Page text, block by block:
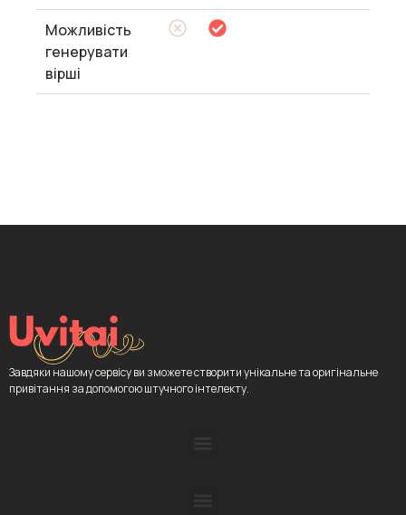
Можливість
генерувати
вірші
Завдяки нашому сервісу ви зможете створити унікальне та оригінальне
привітання за допомогою штучного інтелекту.